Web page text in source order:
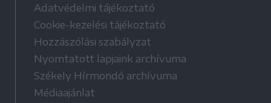
Adatvédelmi tájékoztató
Cookie-kezelési tájékoztató
Hozzászólási szabályzat
Nyomtatott lapjaink archívuma
Székely Hírmondó archívuma
Médiaajánlat